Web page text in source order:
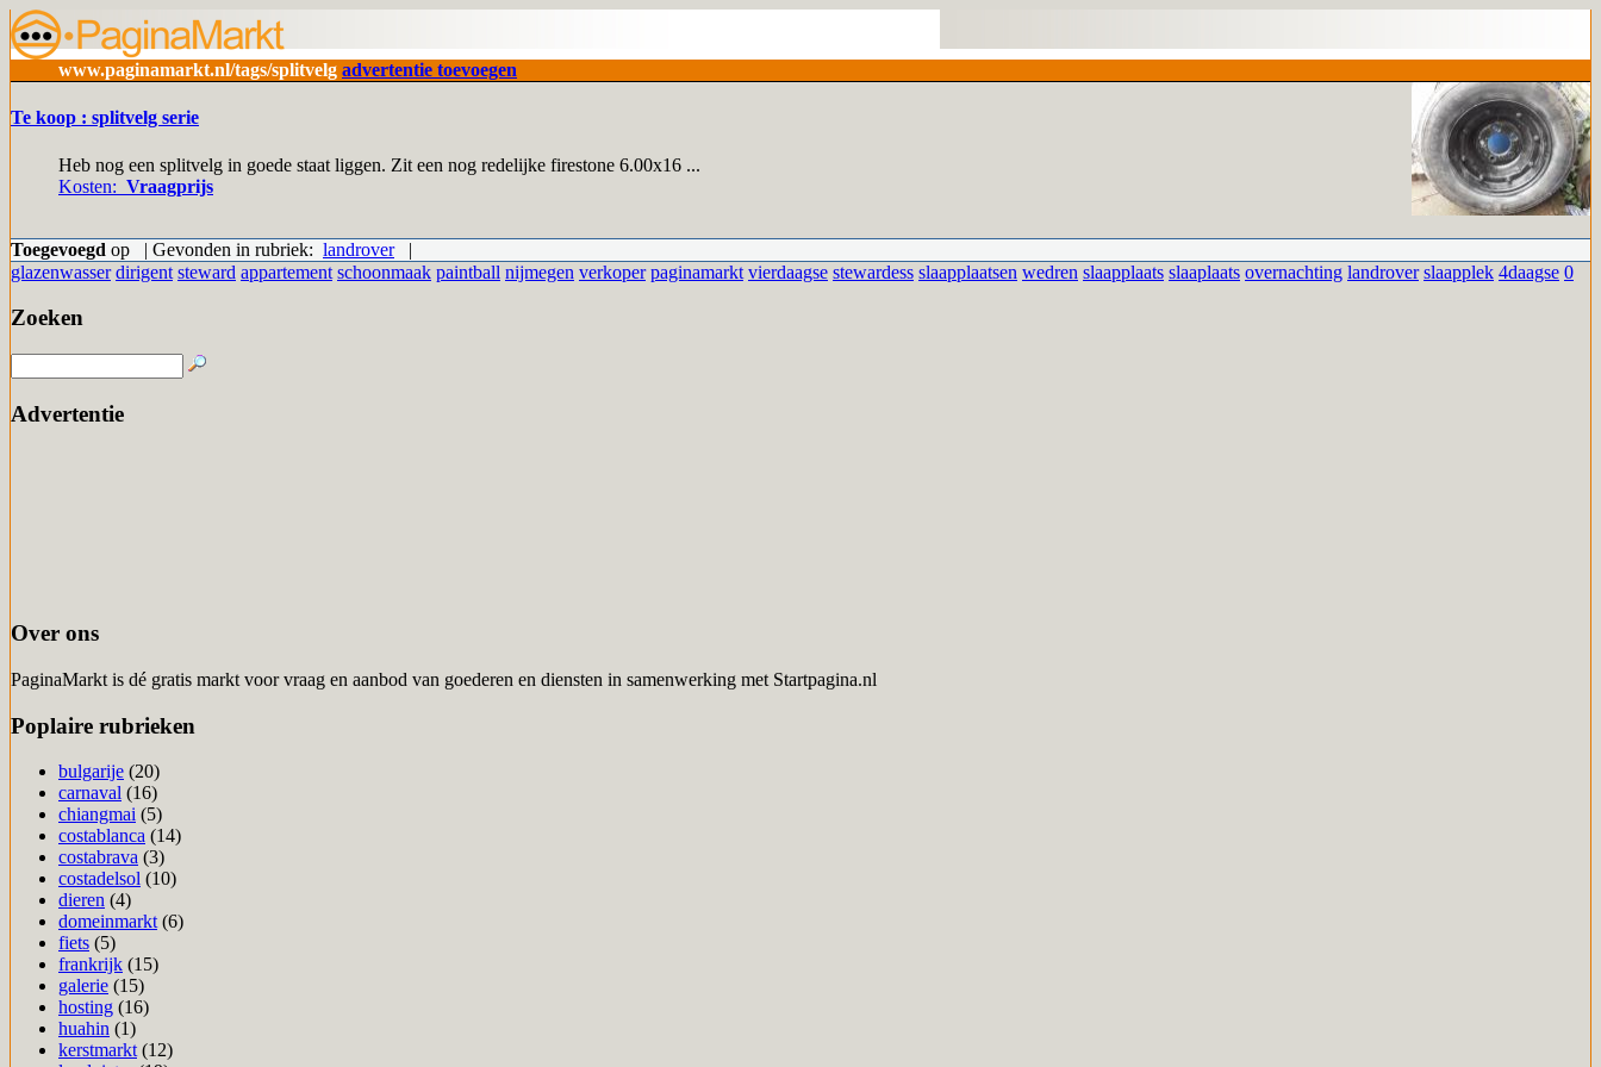
www.paginamarkt.nl/tags/splitvelg advertentie toevoegen
Te koop : splitvelg serie
Heb nog een splitvelg in goede staat liggen. Zit een nog redelijke firestone 6.00x16 ...
Kosten: Vraagprijs
Toegevoegd op | Gevonden in rubriek: landrover|
glazenwasser dirigent steward appartement schoonmaak paintball nijmegen verkoper paginamarkt vierdaagse stewardess slaapplaatsen wedren slaapplaats slaaplaats overnachting landrover slaapplek 4daagse 0
Zoeken
Advertentie
Over ons
PaginaMarkt is dé gratis markt voor vraag en aanbod van goederen en diensten in samenwerking met Startpagina.nl
Poplaire rubrieken
bulgarije (20)
carnaval (16)
chiangmai (5)
costablanca (14)
costabrava (3)
costadelsol (10)
dieren (4)
domeinmarkt (6)
fiets (5)
frankrijk (15)
galerie (15)
hosting (16)
huahin (1)
kerstmarkt (12)